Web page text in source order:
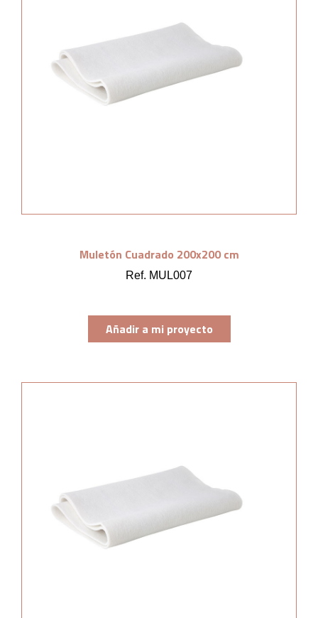
Muletón Cuadrado 200x200 cm
Ref. MUL007
Añadir a mi proyecto